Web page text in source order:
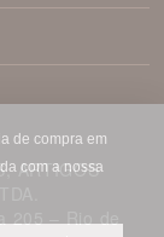
ARTIGOS
205 – Rio de
de compra em
com a nossa